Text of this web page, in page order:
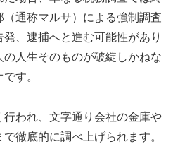
通称マルサ）による強制調査
、逮捕へと進む可能性があり
の人生そのものが破綻しかねな
す。
われ、文字通り会社の金庫や
徹底的に調べ上げられます。